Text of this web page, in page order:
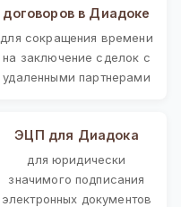
договоров в Диадоке
для сокращения времени
на заключение сделок с
удаленными партнерами
ЭЦП для Диадока
для юридически
значимого подписания
электронных документов